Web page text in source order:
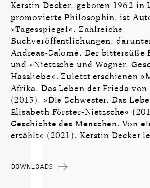
Kerstin Decker, geboren 1962 in
promovierte Philosophin, ist
»Tagesspiegel«. Zahlreiche
Buchveröffentlichungen,
Andreas-Salomé. Der bittersüße
und »Nietzsche und Wagner.
Hassliebe«. Zuletzt erschienen
Afrika. Das Leben der Frieda von
(2015), »Die Schwester. Das
Elisabeth Förster-Nietzsche«
Geschichte des Menschen. Von
erzählt« (2021). Kerstin Decker
DOWNLOADS